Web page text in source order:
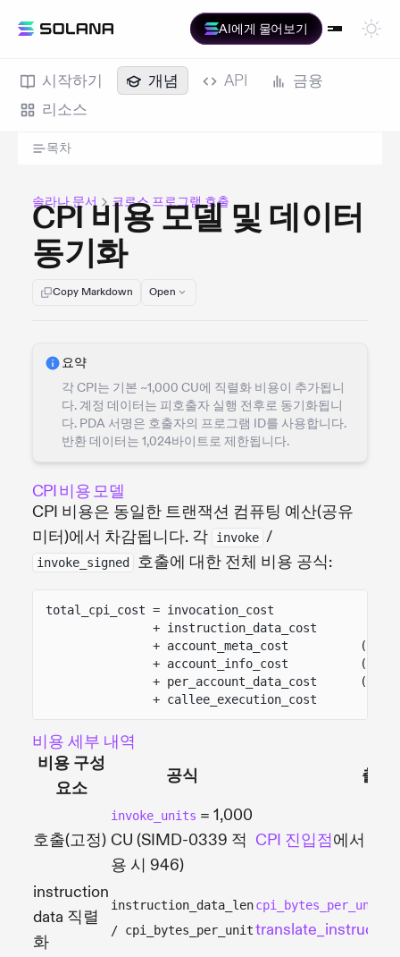
AI에게 물어보기
시작하기 개념 API
금융
리소스
목차
솔라나 문서 크로스 프로그램 호출
CPI 비용 모델 및 데이터
동기화
Copy Markdown Open
요약
각 CPI는 기본 ~1,000 CU에 직렬화 비용이 추가됩니
다. 계정 데이터는 피호출자 실행 전후로 동기화됩니
다. PDA 서명은 호출자의 프로그램 ID를 사용합니다.
반환 데이터는 1,024바이트로 제한됩니다.
CPI 비용 모델
CPI 비용은 동일한 트랜잭션 컴퓨팅 예산(공유
미터)에서 차감됩니다. 각
invoke /
invoke_signed 호출에 대한 전체 비용 공식:
total_cpi_cost = invocation_cost
+ instruction_data_cost
+ account_meta_cost
+ account_info_cost
+ per_account_data_cost      (for
+ callee_execution_cost
비용 세부 내역
비용 구성
요소
공식 출처
호출(고정)
invoke_units = 1,000
CU (SIMD-0339 적
용 시 946)
CPI 진입점에서 청구
instruction
data 직렬
화
instruction_data_len
/ cpi_bytes_per_unit
cpi_bytes_per_unit
translate_instruction